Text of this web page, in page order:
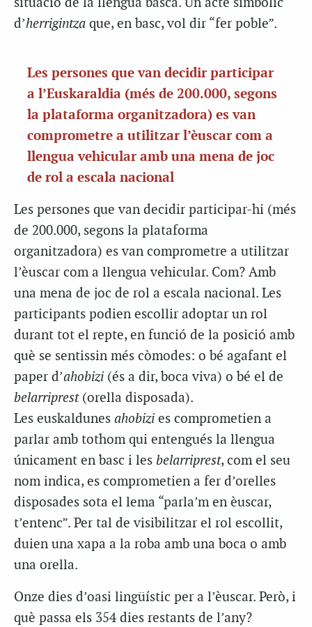
d’herrigintza que, en basc, vol dir “fer poble”.
Les persones que van decidir participar
a l’Euskaraldia (més de 200.000, segons
la plataforma organitzadora) es van
comprometre a utilitzar l’èuscar com a
llengua vehicular amb una mena de joc
de rol a escala nacional
Les persones que van decidir participar-hi (més
de 200.000, segons la plataforma
organitzadora) es van comprometre a utilitzar
l’èuscar com a llengua vehicular. Com? Amb
una mena de joc de rol a escala nacional. Les
participants podien escollir adoptar un rol
durant tot el repte, en funció de la posició amb
què se sentissin més còmodes: o bé agafant el
paper d’ahobizi (és a dir, boca viva) o bé el de
belarriprest(orella disposada).
Les euskaldunes ahobizi es comprometien a
parlar amb tothom qui entengués la llengua
únicament en basc i les belarriprest, com el seu
nom indica, es comprometien a fer d’orelles
disposades sota el lema “parla’m en èuscar,
t’entenc”. Per tal de visibilitzar el rol escollit,
duien una xapa a la roba amb una boca o amb
una orella.
Onze dies d’oasi lingüístic per a l’èuscar. Però, i
què passa els 354 dies restants de l’any?